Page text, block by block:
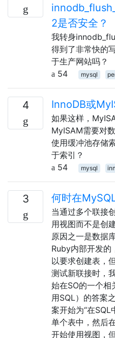
2是否安全？
我转身
得到了非常快的
于生产网站吗？
54
mysql
4 InnoDB或
如果这样，
MyISAM需要对
使用缓冲池存储
于索引？
54
mysql
3 何时在
当通过多个联接
用视图而不是创
原因之一是数据
Ruby内部开发的
以要求创建表，
测试新联接时，
始在SO的一个相
用SQL）的答案
案开始为“在
单个表中，然后
开始使用视图，